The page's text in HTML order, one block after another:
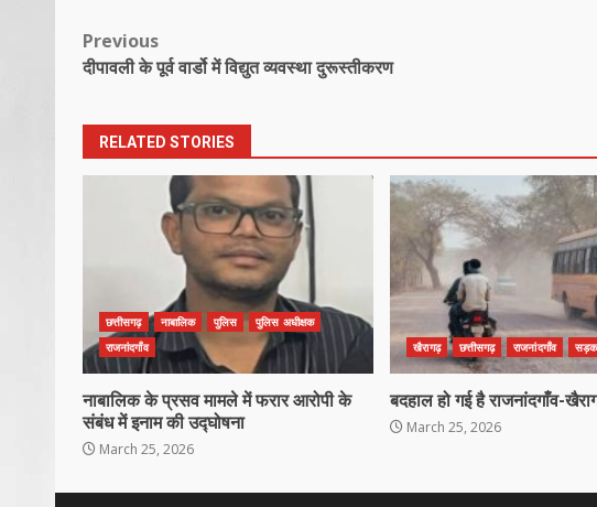
Post
navigation
Previous
दीपावली के पूर्व वार्डो में विद्युत व्यवस्था दुरूस्तीकरण
RELATED STORIES
छत्तीसगढ़ नाबालिक पुलिस
पुलिस अधीक्षक
राजनांदगाँव
नाबालिक के प्रसव मामले में फरार आरोपी के
संबंध में इनाम की उद्घोषना
March 25, 2026
खैरागढ़ छत्तीसगढ़ राजनांदगाँव सड़क
बदहाल हो गई है राजनांदगाँव-
March 25, 2026